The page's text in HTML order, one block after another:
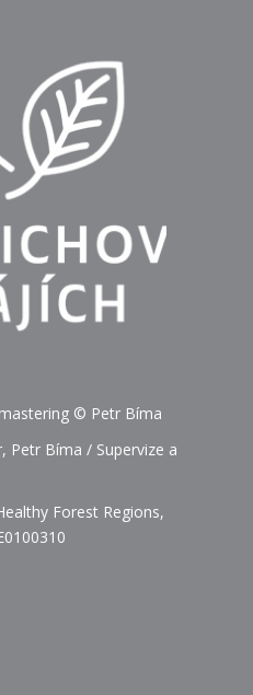
© Petr Bíma
Petr Bíma / Supervize a
Forest Regions,